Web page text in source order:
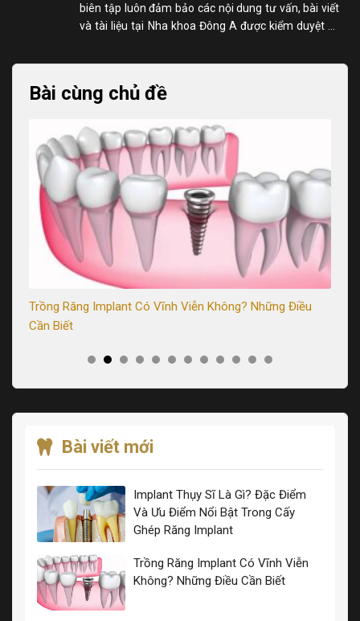
biên tập luôn đảm bảo các nội dung tư vấn, bài viết
và tài liệu tại Nha khoa Đông A được kiểm duyệt kỹ
Bài cùng chủ đề
Trồng Răng Implant Có Vĩnh Viễn Không? Những Điều
Cần Biết
Bài viết mới
Implant Thụy Sĩ Là Gì? Đặc Điểm
Và Ưu Điểm Nổi Bật Trong Cấy
Ghép Răng Implant
Trồng Răng Implant Có Vĩnh Viễn
Không? Những Điều Cần Biết